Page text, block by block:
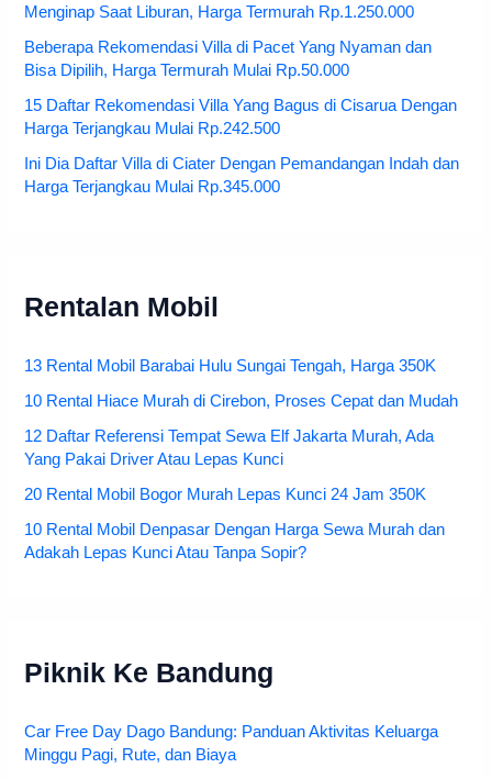
Menginap Saat Liburan, Harga Termurah Rp.1.250.000
Beberapa Rekomendasi Villa di Pacet Yang Nyaman dan
Bisa Dipilih, Harga Termurah Mulai Rp.50.000
15 Daftar Rekomendasi Villa Yang Bagus di Cisarua Dengan
Harga Terjangkau Mulai Rp.242.500
Ini Dia Daftar Villa di Ciater Dengan Pemandangan Indah dan
Harga Terjangkau Mulai Rp.345.000
Rentalan Mobil
13 Rental Mobil Barabai Hulu Sungai Tengah, Harga 350K
10 Rental Hiace Murah di Cirebon, Proses Cepat dan Mudah
12 Daftar Referensi Tempat Sewa Elf Jakarta Murah, Ada
Yang Pakai Driver Atau Lepas Kunci
20 Rental Mobil Bogor Murah Lepas Kunci 24 Jam 350K
10 Rental Mobil Denpasar Dengan Harga Sewa Murah dan
Adakah Lepas Kunci Atau Tanpa Sopir?
Piknik Ke Bandung
Car Free Day Dago Bandung: Panduan Aktivitas Keluarga
Minggu Pagi, Rute, dan Biaya